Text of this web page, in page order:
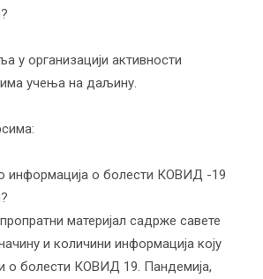
у организацији активности
учења на даљину.
информација о болести КОВИД -19
материјал садрже савете
и количини информација коју
о болести КОВИД 19. Пандемија,